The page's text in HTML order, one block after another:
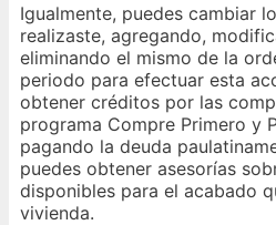
Igualmente, puedes cambiar
realizaste, agregando,
eliminando el mismo de la
periodo para efectuar esta
obtener créditos por las
programa Compre Primero y
pagando la deuda
puedes obtener asesorías
disponibles para el acabado
vivienda.